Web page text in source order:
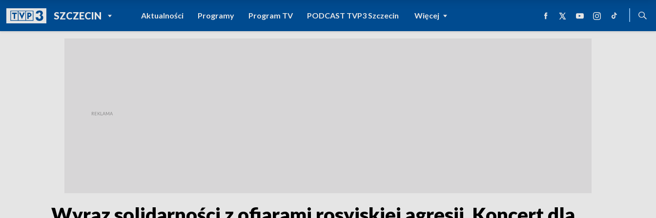
SZCZECINPOWRÓT DO
TVP REGIONY
Aktualności Programy Program TV PODCAST TVP3 Szczecin Więcej